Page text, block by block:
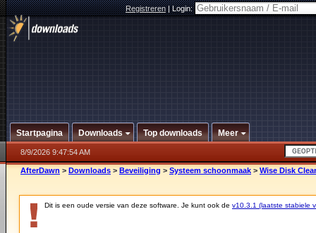
Registreren|Login:
Startpagina Downloads Top downloads Meer
8/9/2026 9:47:54 AM
AfterDawn > Downloads > Beveiliging > Systeem schoonmaak > Wise Disk
Dit is een oude versie van deze software. Je kunt ook de v10.3.1 (laatste stabiele